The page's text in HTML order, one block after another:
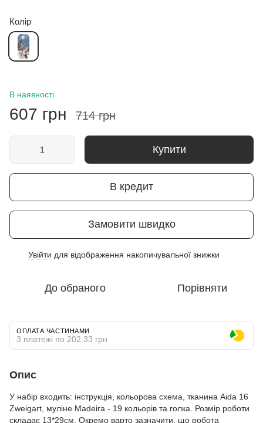
Колір
В наявності
607 грн 714 грн
Купити
В кредит
Замовити швидко
Увійти для відображення накопичувальної знижки
До обраного Порівняти
ОПЛАТА ЧАСТИНАМИ
3 платежі по 202.33 грн
Опис
У набір входить: інструкція, кольорова схема, тканина Aida 16
Zweigart, муліне Madeira - 19 кольорів та голка. Розмір роботи
складає 13*29см. Окремо варто зазначити, що робота